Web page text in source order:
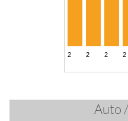
Auto